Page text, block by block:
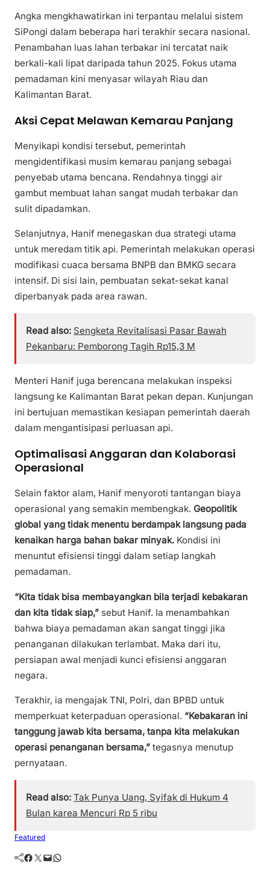
Angka mengkhawatirkan ini terpantau melalui sistem
SiPongi dalam beberapa hari terakhir secara nasional.
Penambahan luas lahan terbakar ini tercatat naik
berkali-kali lipat daripada tahun 2025. Fokus utama
pemadaman kini menyasar wilayah Riau dan
Kalimantan Barat.
Aksi Cepat Melawan Kemarau Panjang
Menyikapi kondisi tersebut, pemerintah
mengidentifikasi musim kemarau panjang sebagai
penyebab utama bencana. Rendahnya tinggi air
gambut membuat lahan sangat mudah terbakar dan
sulit dipadamkan.
Selanjutnya, Hanif menegaskan dua strategi utama
untuk meredam titik api. Pemerintah melakukan operasi
modifikasi cuaca bersama BNPB dan BMKG secara
intensif. Di sisi lain, pembuatan sekat-sekat kanal
diperbanyak pada area rawan.
Read also: Sengketa Revitalisasi Pasar Bawah
Pekanbaru: Pemborong Tagih Rp15,3 M
Menteri Hanif juga berencana melakukan inspeksi
langsung ke Kalimantan Barat pekan depan. Kunjungan
ini bertujuan memastikan kesiapan pemerintah daerah
dalam mengantisipasi perluasan api.
Optimalisasi Anggaran dan Kolaborasi
Operasional
Selain faktor alam, Hanif menyoroti tantangan biaya
operasional yang semakin membengkak. Geopolitik
global yang tidak menentu berdampak langsung pada
kenaikan harga bahan bakar minyak. Kondisi ini
menuntut efisiensi tinggi dalam setiap langkah
pemadaman.
“Kita tidak bisa membayangkan bila terjadi kebakaran
dan kita tidak siap,” sebut Hanif. Ia menambahkan
bahwa biaya pemadaman akan sangat tinggi jika
penanganan dilakukan terlambat. Maka dari itu,
persiapan awal menjadi kunci efisiensi anggaran
negara.
Terakhir, ia mengajak TNI, Polri, dan BPBD untuk
memperkuat keterpaduan operasional. “Kebakaran ini
tanggung jawab kita bersama, tanpa kita melakukan
operasi penanganan bersama,” tegasnya menutup
pernyataan.
Read also: Tak Punya Uang, Syifak di Hukum 4
Bulan karea Mencuri Rp 5 ribu
Featured
Facebook Twitter Mail WhatsApp